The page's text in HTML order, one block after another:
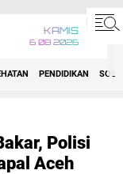
KAMIS
6 08 2026
PENDIDIKAN
Polisi
Aceh